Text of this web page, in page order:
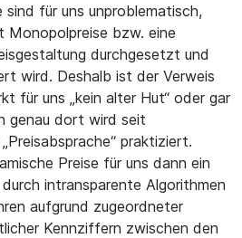
sind für uns unproblematisch,
Monopolpreise bzw. eine
durchgesetzt und
wird. Deshalb ist der Verweis
für uns „kein alter Hut“ oder gar
genau dort wird seit
praktiziert.
Preise für uns dann ein
intransparente Algorithmen
aufgrund zugeordneter
Kennziffern zwischen den